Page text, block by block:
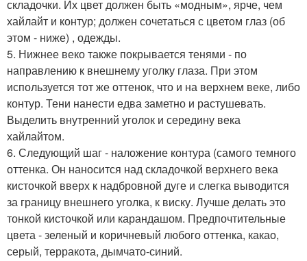
складочки. Их цвет должен быть «модным», ярче, чем
хайлайт и контур; должен сочетаться с цветом глаз (об
этом - ниже) , одежды.
5. Нижнее веко также покрывается тенями - по
направлению к внешнему уголку глаза. При этом
используется тот же оттенок, что и на верхнем веке, либо
контур. Тени нанести едва заметно и растушевать.
Выделить внутренний уголок и середину века
хайлайтом.
6. Следующий шаг - наложение контура (самого темного
оттенка. Он наносится над складочкой верхнего века
кисточкой вверх к надбровной дуге и слегка выводится
за границу внешнего уголка, к виску. Лучше делать это
тонкой кисточкой или карандашом. Предпочтительные
цвета - зеленый и коричневый любого оттенка, какао,
серый, терракота, дымчато-синий.